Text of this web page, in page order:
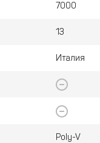
7000
13
Италия
Poly-V